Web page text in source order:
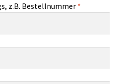
z.B. Bestellnummer *